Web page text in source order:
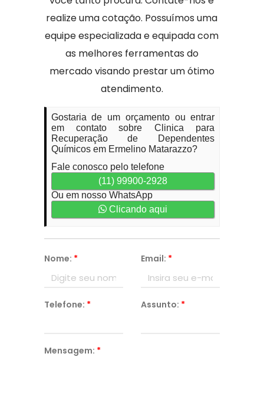
realize uma cotação. Possuímos uma
equipe especializada e equipada com
as melhores ferramentas do
mercado visando prestar um ótimo
atendimento.
Gostaria de um orçamento ou entrar
em contato sobre Clinica para
Recuperação de Dependentes
Químicos em Ermelino Matarazzo?
Fale conosco pelo telefone
(11) 99900-2928
Ou em nosso WhatsApp
Clicando aqui
Nome: * Email: *
Telefone: * Assunto: *
Mensagem: *